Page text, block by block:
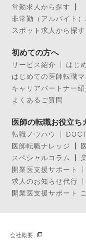
常勤求人から探す
非常勤（アルバイト
スポット求人から探す
初めての方へ
サービス紹介
はじ
はじめての医師転職
キャリアパートナー紹
よくあるご質問
医師の転職お役立ち
転職ノウハウ
医師転職ナレッジ
スペシャルコラム
開業医支援サポート
求人のお知らせ代行
開業医支援サポート
会社概要